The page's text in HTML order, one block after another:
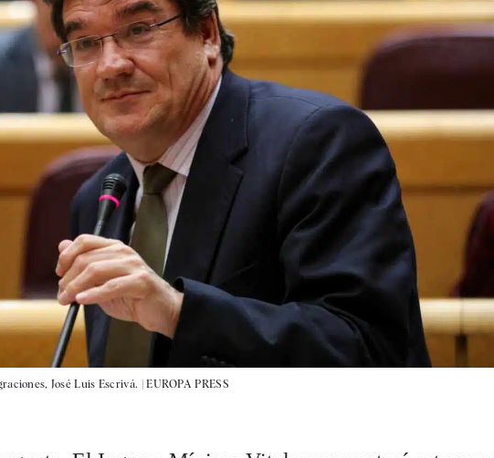
José Luis Escrivá. |EUROPA PRESS